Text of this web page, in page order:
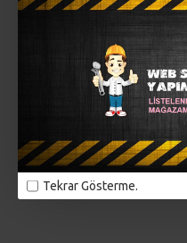
Tekrar Gösterme.
Tüm kredi kartı ve
standardı olan SSL
ve PAYTR firması
yapabilirsiniz. Bu şekilde
sırasında herhangi bir
kişi veya kurumlarda ele
sitemizdeki iletişim
gönderebilirsiniz.